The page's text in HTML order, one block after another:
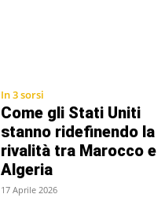
In 3 sorsi
Come gli Stati Uniti
stanno ridefinendo la
rivalità tra Marocco e
Algeria
17 Aprile 2026